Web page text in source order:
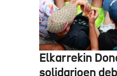
Elkarrekin
solidarioen